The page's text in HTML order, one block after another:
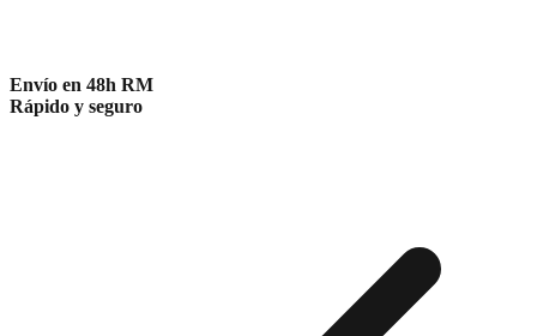
Envío en 48h RM
Rápido y seguro